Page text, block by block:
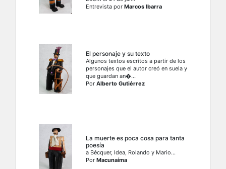
Entrevista porMarcos Ibarra
El personaje y su texto
Algunos textos escritos a partir de los
personajes que el autor creó en suela y
que guardan an�...
PorAlberto Gutiérrez
La muerte es poca cosa para tanta
poesía
a Bécquer, Idea, Rolando y Mario...
PorMacunaíma